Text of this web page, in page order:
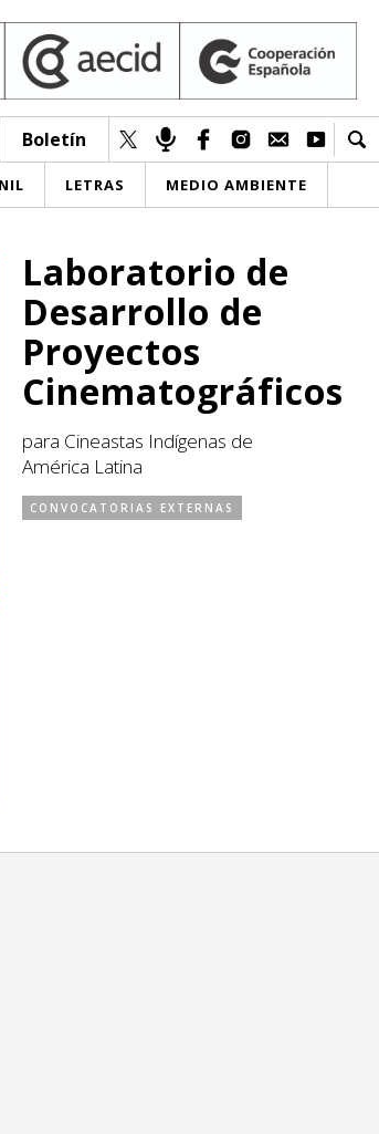
Boletín
LETRAS MEDIO AMBIENTE
Laboratorio de
Desarrollo de
Proyectos
Cinematográficos
para Cineastas Indígenas de
América Latina
CONVOCATORIAS EXTERNAS